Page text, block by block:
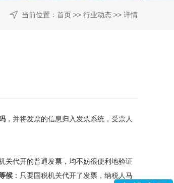
当前位置： 首页 >> 行业动态 >> 详情
，并将发票的信息归入发票系统，受票人
代开的普通发票，均不妨很便利地验证
候 ：只要国税机关代开了发票，纳税人马